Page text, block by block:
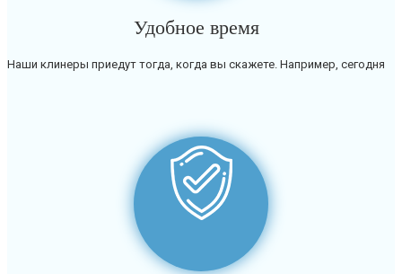
Удобное время
Наши клинеры приедут тогда, когда вы скажете. Например, сегодня